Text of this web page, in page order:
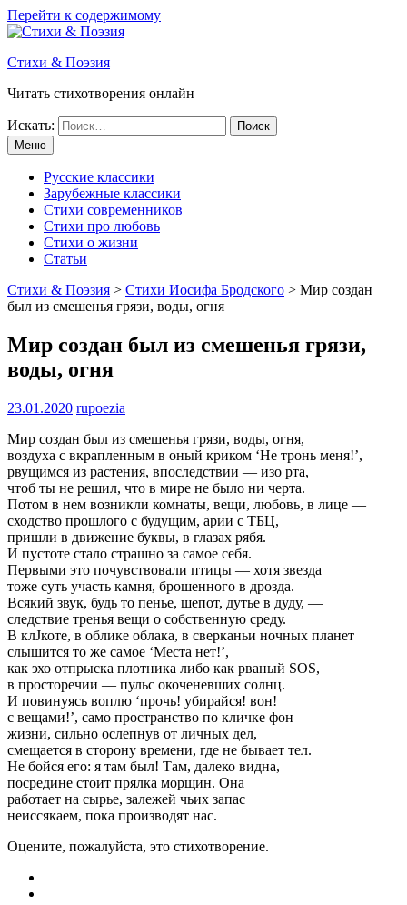
Перейти к содержимому
Стихи & Поэзия
Читать стихотворения онлайн
Искать:
Меню
Русские классики
Зарубежные классики
Стихи современников
Стихи про любовь
Стихи о жизни
Статьи
Стихи & Поэзия > Стихи Иосифа Бродского > Мир создан
был из смешенья грязи, воды, огня
Мир создан был из смешенья грязи,
воды, огня
23.01.2020 rupoezia
Мир создан был из смешенья грязи, воды, огня,
воздуха с вкрапленным в оный криком ‘Не тронь меня!’,
рвущимся из растения, впоследствии — изо рта,
чтоб ты не решил, что в мире не было ни черта.
Потом в нем возникли комнаты, вещи, любовь, в лице —
сходство прошлого с будущим, арии с ТБЦ,
пришли в движение буквы, в глазах рябя.
И пустоте стало страшно за самое себя.
Первыми это почувствовали птицы — хотя звезда
тоже суть участь камня, брошенного в дрозда.
Всякий звук, будь то пенье, шепот, дутье в дуду, —
следствие тренья вещи о собственную среду.
В клЈкоте, в облике облака, в сверканьи ночных планет
слышится то же самое ‘Места нет!’,
как эхо отпрыска плотника либо как рваный SOS,
в просторечии — пульс окоченевших солнц.
И повинуясь воплю ‘прочь! убирайся! вон!
с вещами!’, само пространство по кличке фон
жизни, сильно ослепнув от личных дел,
смещается в сторону времени, где не бывает тел.
Не бойся его: я там был! Там, далеко видна,
посредине стоит прялка морщин. Она
работает на сырье, залежей чьих запас
неиссякаем, пока производят нас.
Оцените, пожалуйста, это стихотворение.